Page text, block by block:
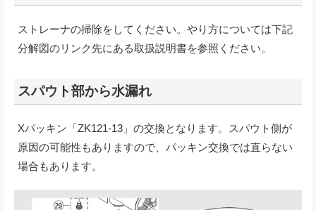
ストレーナの掃除をしてください。やり方については下記
分解図のリンク先にある取扱説明書を参照ください。
スパウト部から水漏れ
Xパッキン「ZK121-13」の交換となります。スパウト側が
原因の可能性もありますので、パッキン交換では直らない
場合もあります。